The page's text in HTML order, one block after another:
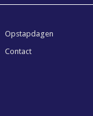
Opstapdagen
Contact